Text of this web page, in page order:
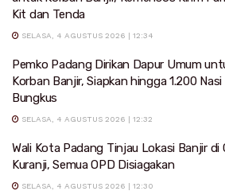
Kit dan Tenda
SELASA, 4 AGUSTUS 2026 | 12:34
Pemko Padang Dirikan Dapur Umum
Korban Banjir, Siapkan hingga 1.200 Nasi
Bungkus
SELASA, 4 AGUSTUS 2026 | 12:32
Wali Kota Padang Tinjau Lokasi Banjir di
Kuranji, Semua OPD Disiagakan
SELASA, 4 AGUSTUS 2026 | 12:30